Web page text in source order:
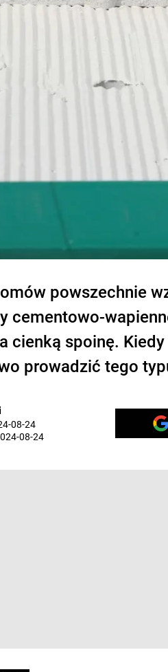
powszechnie
cementowo-
cienką spoinę.
prowadzić tego
08-24
08-24